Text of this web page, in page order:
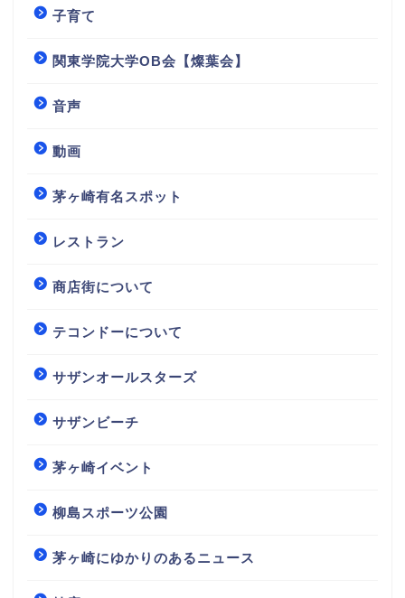
子育て
関東学院大学OB会【燦葉会】
音声
動画
茅ヶ崎有名スポット
レストラン
商店街について
テコンドーについて
サザンオールスターズ
サザンビーチ
茅ヶ崎イベント
柳島スポーツ公園
茅ヶ崎にゆかりのあるニュース